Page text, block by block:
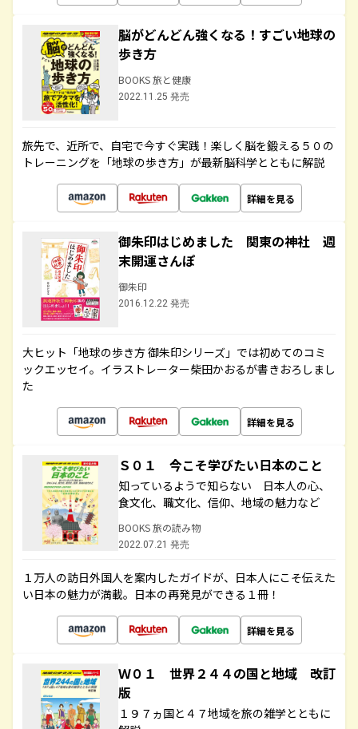
脳がどんどん強くなる！すごい地球の
歩き方
BOOKS 旅と健康
2022.11.25 発売
旅先で、近所で、自宅で今すぐ実践！楽しく脳を鍛える５０の
トレーニングを「地球の歩き方」が最新脳科学とともに解説
詳細を見る
御朱印はじめました 関東の神社 週
末開運さんぽ
御朱印
2016.12.22 発売
大ヒット「地球の歩き方 御朱印シリーズ」では初めてのコミ
ックエッセイ。イラストレーター柴田かおるが書きおろしまし
た
詳細を見る
Ｓ０１ 今こそ学びたい日本のこと
知っているようで知らない 日本人の心、
食文化、職文化、信仰、地域の魅力など
BOOKS 旅の読み物
2022.07.21 発売
１万人の訪日外国人を案内したガイドが、日本人にこそ伝えた
い日本の魅力が満載。日本の再発見ができる１冊！
詳細を見る
Ｗ０１ 世界２４４の国と地域 改訂
版
１９７ヵ国と４７地域を旅の雑学とともに